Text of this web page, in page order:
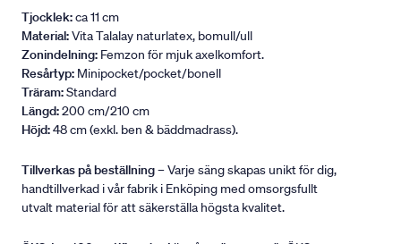
Tjocklek:ca 11 cm
Material:Vita Talalay naturlatex, bomull/ull
Zonindelning: Femzon för mjuk axelkomfort.
Resårtyp: Minipocket/pocket/bonell
Träram:Standard
Längd:200 cm/210 cm
Höjd:48 cm (exkl. ben & bäddmadrass).
Tillverkas på beställning– Varje säng skapas unikt för dig,
handtillverkad i vår fabrik i Enköping med omsorgsfullt
utvalt material för att säkerställa högsta kvalitet.